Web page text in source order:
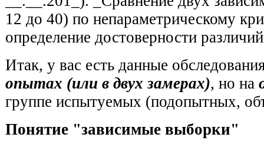
12 до 40) по непараметрическому
определение достоверности
Итак, у вас есть данные
опытах (или в двух замерах), но на
группе испытуемых (подопытных,
Понятие "зависимые выборки"